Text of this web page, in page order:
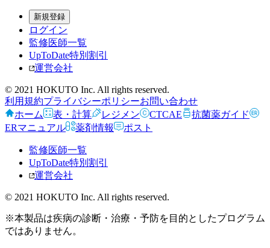
新規登録
ログイン
監修医師一覧
UpToDate特別割引
運営会社
© 2021 HOKUTO Inc. All rights reserved.
利用規約プライバシーポリシーお問い合わせ
ホーム
表・計算 レジメン CTCAE
抗菌薬ガイド
ERマニュアル
薬剤情報 ポスト
監修医師一覧
UpToDate特別割引
運営会社
© 2021 HOKUTO Inc. All rights reserved.
※本製品は疾病の診断・治療・予防を目的としたプログラム
ではありません。